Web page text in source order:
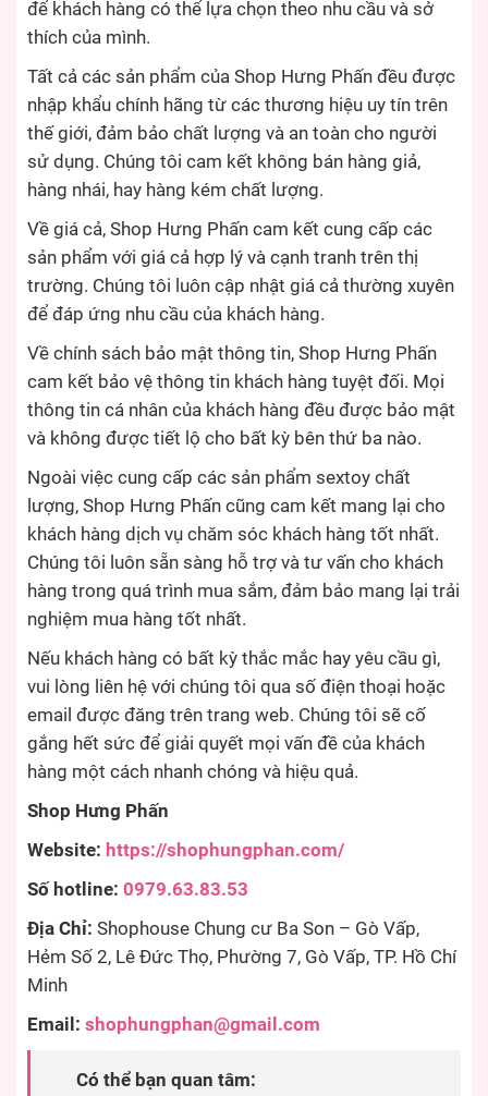
để khách hàng có thể lựa chọn theo nhu cầu và sở
thích của mình.
Tất cả các sản phẩm của Shop Hưng Phấn đều được
nhập khẩu chính hãng từ các thương hiệu uy tín trên
thế giới, đảm bảo chất lượng và an toàn cho người
sử dụng. Chúng tôi cam kết không bán hàng giả,
hàng nhái, hay hàng kém chất lượng.
Về giá cả, Shop Hưng Phấn cam kết cung cấp các
sản phẩm với giá cả hợp lý và cạnh tranh trên thị
trường. Chúng tôi luôn cập nhật giá cả thường xuyên
để đáp ứng nhu cầu của khách hàng.
Về chính sách bảo mật thông tin, Shop Hưng Phấn
cam kết bảo vệ thông tin khách hàng tuyệt đối. Mọi
thông tin cá nhân của khách hàng đều được bảo mật
và không được tiết lộ cho bất kỳ bên thứ ba nào.
Ngoài việc cung cấp các sản phẩm sextoy chất
lượng, Shop Hưng Phấn cũng cam kết mang lại cho
khách hàng dịch vụ chăm sóc khách hàng tốt nhất.
Chúng tôi luôn sẵn sàng hỗ trợ và tư vấn cho khách
hàng trong quá trình mua sắm, đảm bảo mang lại trải
nghiệm mua hàng tốt nhất.
Nếu khách hàng có bất kỳ thắc mắc hay yêu cầu gì,
vui lòng liên hệ với chúng tôi qua số điện thoại hoặc
email được đăng trên trang web. Chúng tôi sẽ cố
gắng hết sức để giải quyết mọi vấn đề của khách
hàng một cách nhanh chóng và hiệu quả.
Shop Hưng Phấn
Website: https://shophungphan.com/
Số hotline: 0979.63.83.53
Địa Chỉ: Shophouse Chung cư Ba Son – Gò Vấp,
Hẻm Số 2, Lê Đức Thọ, Phường 7, Gò Vấp, TP. Hồ Chí
Minh
Email: shophungphan@gmail.com
Có thể bạn quan tâm: